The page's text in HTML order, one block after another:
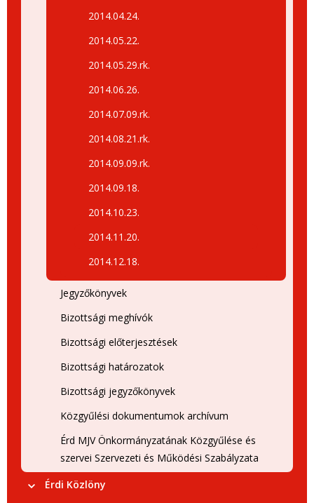
2014.04.24.
2014.05.22.
2014.05.29.rk.
2014.06.26.
2014.07.09.rk.
2014.08.21.rk.
2014.09.09.rk.
2014.09.18.
2014.10.23.
2014.11.20.
2014.12.18.
Jegyzőkönyvek
Bizottsági meghívók
Bizottsági előterjesztések
Bizottsági határozatok
Bizottsági jegyzőkönyvek
Közgyűlési dokumentumok archívum
Érd MJV Önkormányzatának Közgyűlése és
szervei Szervezeti és Működési Szabályzata
Érdi Közlöny